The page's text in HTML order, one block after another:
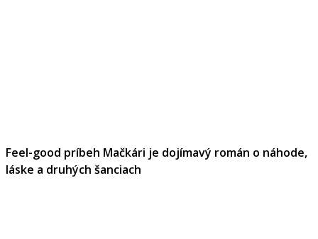
Feel-good príbeh Mačkári je dojímavý román o náhode,
láske a druhých šanciach